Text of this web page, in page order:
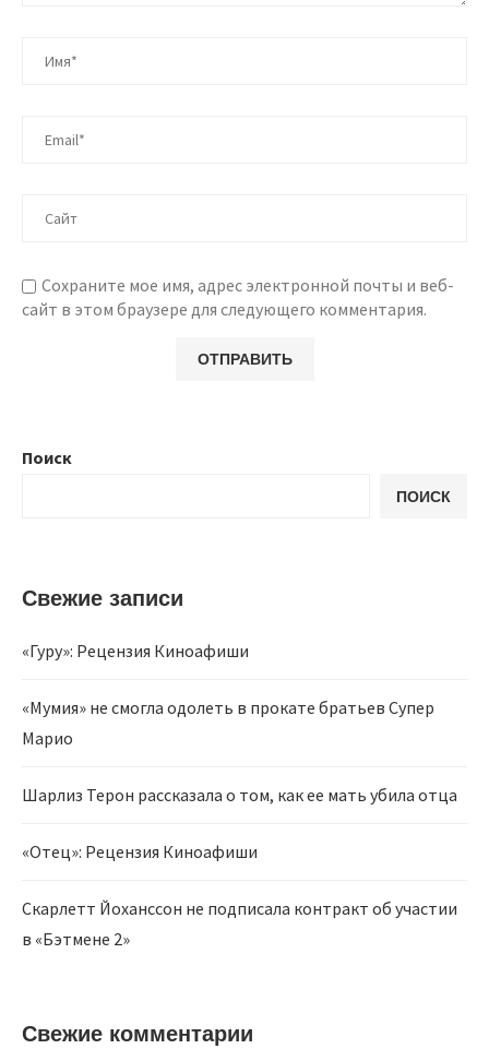
Сохраните мое имя, адрес электронной почты и веб-
сайт в этом браузере для следующего комментария.
Поиск
ПОИСК
Свежие записи
«Гуру»: Рецензия Киноафиши
«Мумия» не смогла одолеть в прокате братьев Супер
Марио
Шарлиз Терон рассказала о том, как ее мать убила отца
«Отец»: Рецензия Киноафиши
Скарлетт Йоханссон не подписала контракт об участии
в «Бэтмене 2»
Свежие комментарии